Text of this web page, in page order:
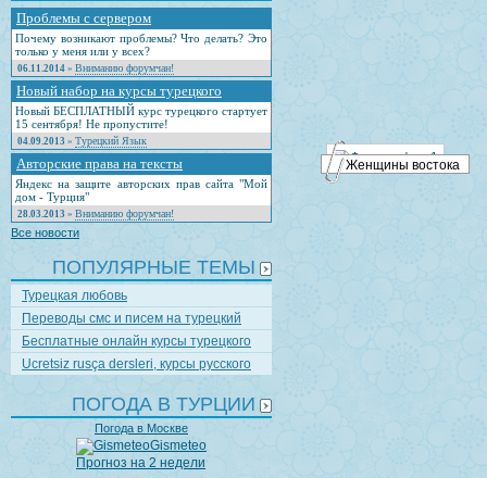
Проблемы с сервером
Почему возникают проблемы? Что делать? Это
только у меня или у всех?
06.11.2014 » Вниманию форумчан!
Новый набор на курсы турецкого
Новый БЕСПЛАТНЫЙ курс турецкого стартует
15 сентября! Не пропустите!
04.09.2013 » Турецкий Язык
Авторские права на тексты
Яндекс на защите авторских прав сайта "Мой
дом - Турция"
28.03.2013 » Вниманию форумчан!
Все новости
ПОПУЛЯРНЫЕ ТЕМЫ
Турецкая любовь
Переводы смс и писем на турецкий
Бесплатные онлайн курсы турецкого
Ucretsiz rusça dersleri, курсы русского
ПОГОДА В ТУРЦИИ
Погода в Москве
Gismeteo
Прогноз на 2 недели
Женщины востока